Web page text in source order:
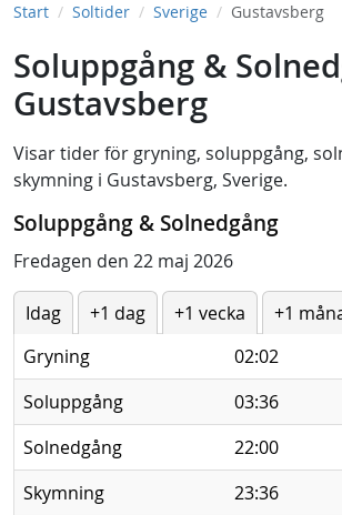
Start Soltider Sverige Gustavsberg
Soluppgång &
Gustavsberg
Visar tider för gryning, soluppgång,
skymning i Gustavsberg, Sverige.
Soluppgång & Solnedgång
Fredagen den 22 maj 2026
Idag +1 dag +1 vecka
+1
Gryning
02:02
Soluppgång
03:36
Solnedgång
22:00
Skymning
23:36